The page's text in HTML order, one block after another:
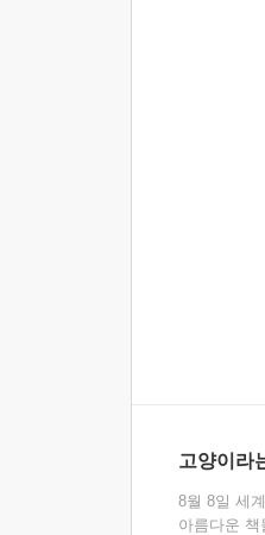
고양이라
8월 8일 세
아름다운 책